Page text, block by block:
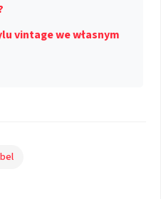
vintage we własnym